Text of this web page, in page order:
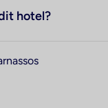
hotel?